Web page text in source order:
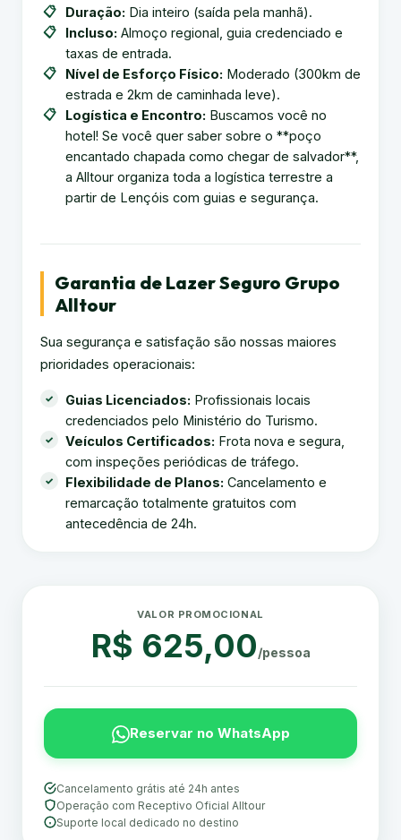
Duração: Dia inteiro (saída pela manhã).
Incluso: Almoço regional, guia credenciado e
taxas de entrada.
Nível de Esforço Físico: Moderado (300km de
estrada e 2km de caminhada leve).
Logística e Encontro: Buscamos você no
hotel! Se você quer saber sobre o **poço
encantado chapada como chegar de salvador**,
a Alltour organiza toda a logística terrestre a
partir de Lençóis com guias e segurança.
Garantia de Lazer Seguro Grupo
Alltour
Sua segurança e satisfação são nossas maiores
prioridades operacionais:
Guias Licenciados: Profissionais locais
credenciados pelo Ministério do Turismo.
Veículos Certificados: Frota nova e segura,
com inspeções periódicas de tráfego.
Flexibilidade de Planos: Cancelamento e
remarcação totalmente gratuitos com
antecedência de 24h.
VALOR PROMOCIONAL
R$ 625,00/pessoa
Reservar no WhatsApp
Cancelamento grátis até 24h antes
Operação com Receptivo Oficial Alltour
Suporte local dedicado no destino